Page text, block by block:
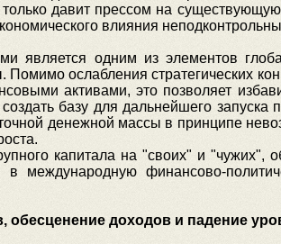
давит прессом на
влияния
является одним из элементов
ослабления стратегических
активами, это позволяет
базу для дальнейшего запуска
денежной массы в принципе
капитала на "своих" и "чужих",
в международную финансово-
доходов и падение